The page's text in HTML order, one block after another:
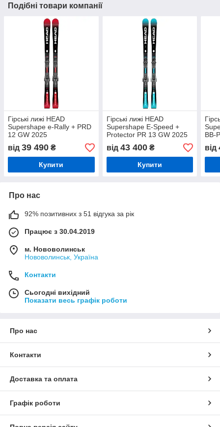
Подібні товари компанії
Гірські лижі HEAD
Supershape e-Rally + PRD
12 GW 2025
від 39 490 ₴
Купити
Гірські лижі HEAD
Supershape E-Speed +
Protector PR 13 GW 2025
від 43 400₴
Купити
BB-
від
Про нас
92% позитивних з 51 відгука за рік
Працює з 30.04.2019
м. Нововолинськ
Нововолинськ, Україна
Контакти
Сьогодні вихідний
Показати весь графік роботи
Про нас
Контакти
Доставка та оплата
Графік роботи